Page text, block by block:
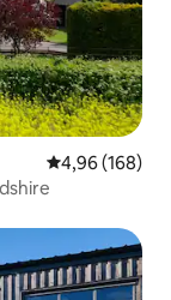
Évaluation
4,96 (168)